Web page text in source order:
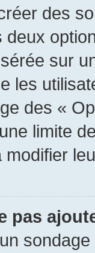
des
deux
sur
les
des «
limite
modifier
pas